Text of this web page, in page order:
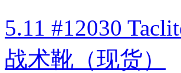
5.11 #12030
战术靴（现货）